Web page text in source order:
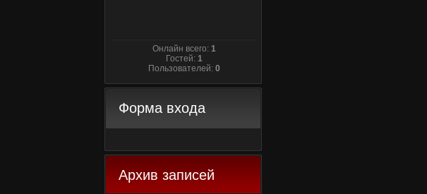
Онлайн всего: 1
Гостей: 1
Пользователей: 0
Форма входа
Архив записей